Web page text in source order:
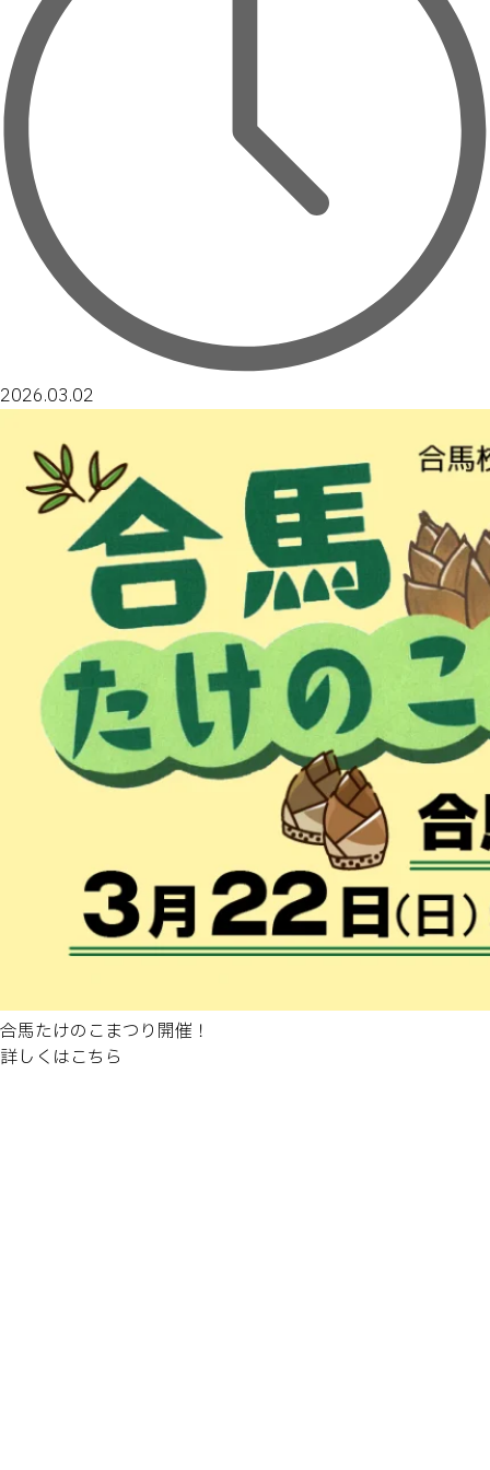
2026.03.02
合馬たけのこまつり開催！
詳しくはこちら